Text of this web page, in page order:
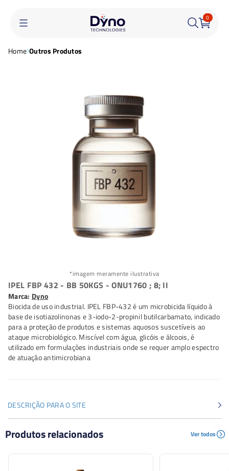
0
Home Outros Produtos
*imagem meramente ilustrativa
IPEL FBP 432 - BB 50KGS - ONU1760 ; 8; II
Marca: Dyno
Biocida de uso industrial. IPEL FBP-432 é um microbicida líquido à
base de isotiazolinonas e 3-iodo-2-propinil butilcarbamato, indicado
para a proteção de produtos e sistemas aquosos suscetíveis ao
ataque microbiológico. Miscível com água, glicóis e álcoois, é
utilizado em formulações industriais onde se requer amplo espectro
de atuação antimicrobiana
DESCRIÇÃO PARA O SITE
Biocida de uso industrial. IPEL FBP-432 é um
microbicida líquido à base de isotiazolinonas e 3-iodo-2-
propinil butilcarbamato, indicado para a proteção de
Produtos relacionados Ver todos